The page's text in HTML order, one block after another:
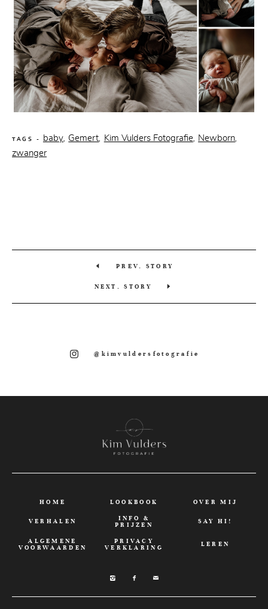
TAGS - baby, Gemert, Kim Vulders Fotografie, Newborn,
zwanger
PREV. STORY
NEXT. STORY
@kimvuldersfotografie
HOME LOOKBOOK OVER MIJ
VERHALEN
INFO &
PRIJZEN
SAY HI!
ALGEMENE
VOORWAARDEN
PRIVACY
VERKLARING
LEREN